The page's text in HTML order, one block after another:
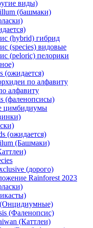
виды)
(башмаки)
(hybrid) гибрид
(species) видовые
(peloric) пелорики
(ожидается)
по алфавиту
алфавиту
(фаленопсисы)
цимбидиумы
(ожидается)
(Башмаки)
(дорого)
Rainforest 2023
(Фаленопсис)
(Каттлеи)